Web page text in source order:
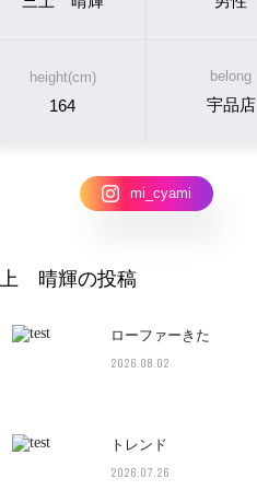
height(cm)
164
belong
宇品店
mi_cyami
晴輝の投稿
ローファーきた
2026.08.02
トレンド
2026.07.26